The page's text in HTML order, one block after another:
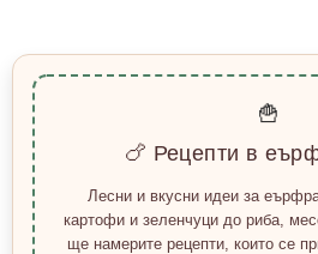
🍟
🍗 Рецепти в
Лесни и вкусни идеи за
картофи и зеленчуци до риба,
ще намерите рецепти, които се